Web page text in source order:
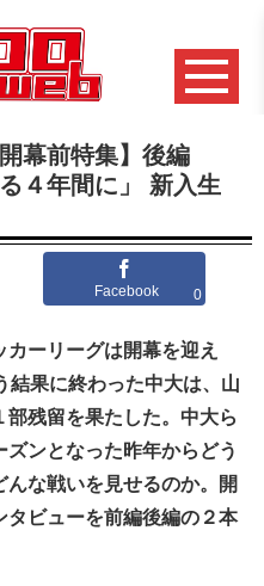
幕前特集】後編
４年間に」 新入生
Facebook 0
ーリーグは開幕を迎え
結果に終わった中大は、山
残留を果たした。中大ら
ンとなった昨年からどう
な戦いを見せるのか。開
ビューを前編後編の２本